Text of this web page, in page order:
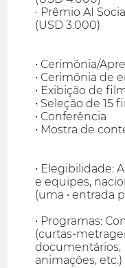
· Prêmio AI
(USD 3.000)
• Cerimônia/
• Cerimônia de
• Exibição de
• Seleção de 15
• Conferência
• Mostra de
• Elegibilidade:
e equipes,
(uma • entrada
• Programas:
(curtas-
documentários,
animações, etc.)